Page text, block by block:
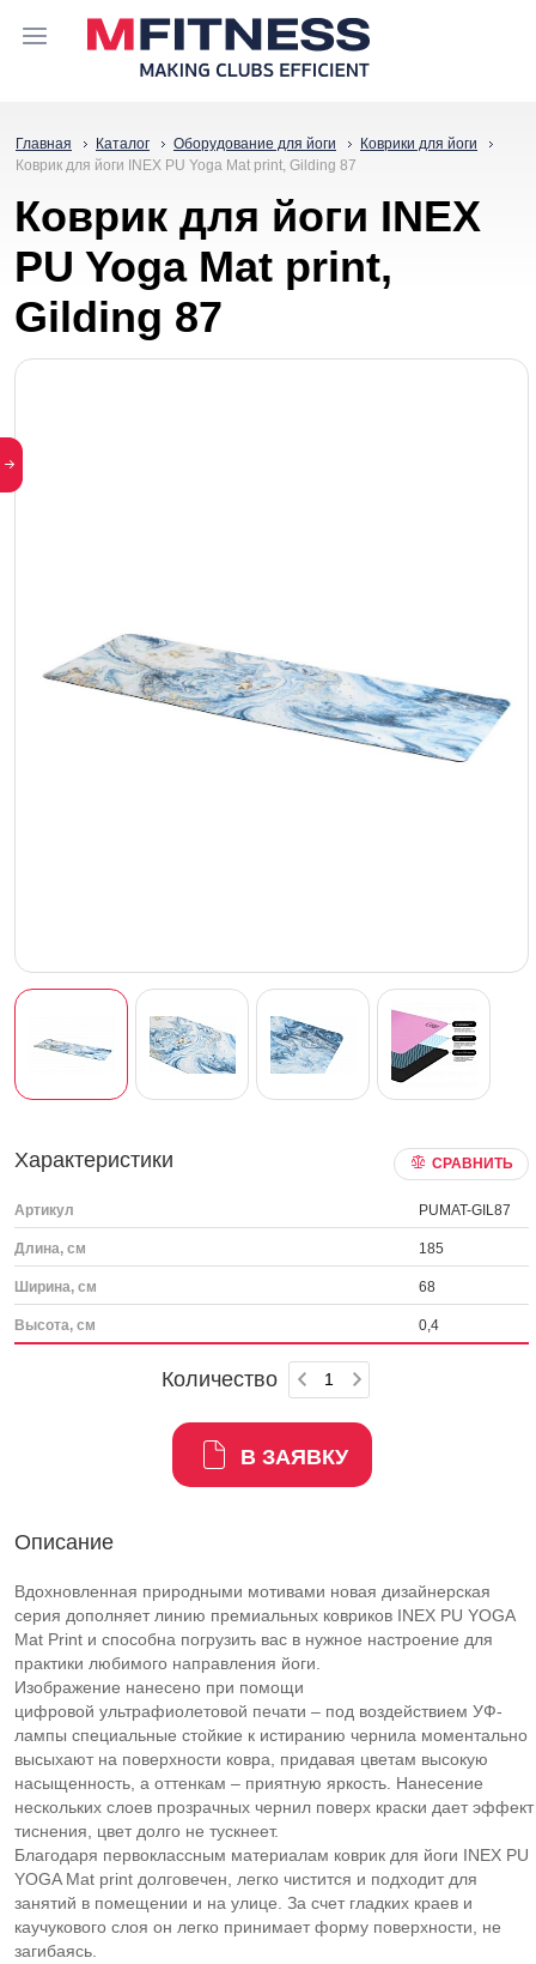
Главная Каталог Оборудование для йоги
Коврики для йоги
Коврик для йоги INEX PU Yoga Mat print, Gilding 87
Коврик для йоги INEX
PU Yoga Mat print,
Gilding 87
Характеристики СРАВНИТЬ
Артикул PUMAT-GIL87
Длина, см 185
Ширина, см 68
Высота, см 0,4
Количество
В ЗАЯВКУ
Описание
Вдохновленная природными мотивами новая дизайнерская
серия дополняет линию премиальных ковриков INEX PU YOGA
Mat Print и способна погрузить вас в нужное настроение для
практики любимого направления йоги.
Изображение нанесено при помощи
цифровой ультрафиолетовой печати – под воздействием УФ-
лампы специальные стойкие к истиранию чернила моментально
высыхают на поверхности ковра, придавая цветам высокую
насыщенность, а оттенкам – приятную яркость. Нанесение
нескольких слоев прозрачных чернил поверх краски дает эффект
тиснения, цвет долго не тускнеет.
Благодаря первоклассным материалам коврик для йоги INEX PU
YOGA Mat print долговечен, легко чистится и подходит для
занятий в помещении и на улице. За счет гладких краев и
каучукового слоя он легко принимает форму поверхности, не
загибаясь.